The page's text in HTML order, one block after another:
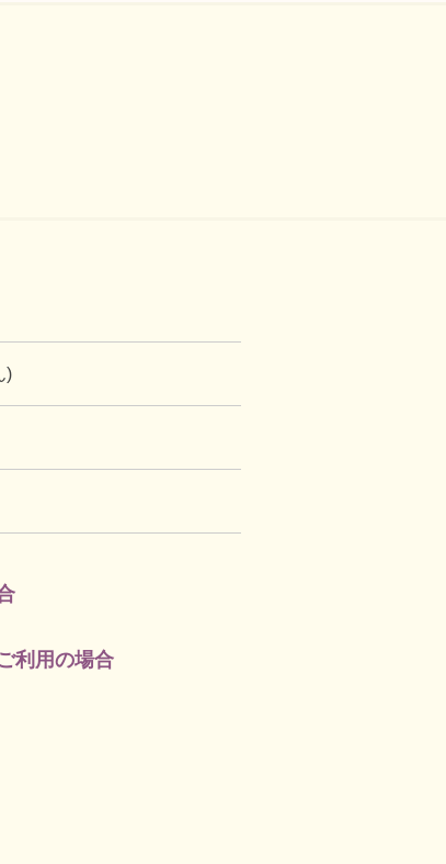
)
利用の場合